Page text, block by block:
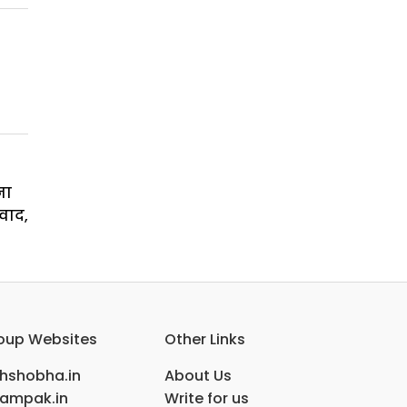
Websites
Other Links
About Us
Write for us